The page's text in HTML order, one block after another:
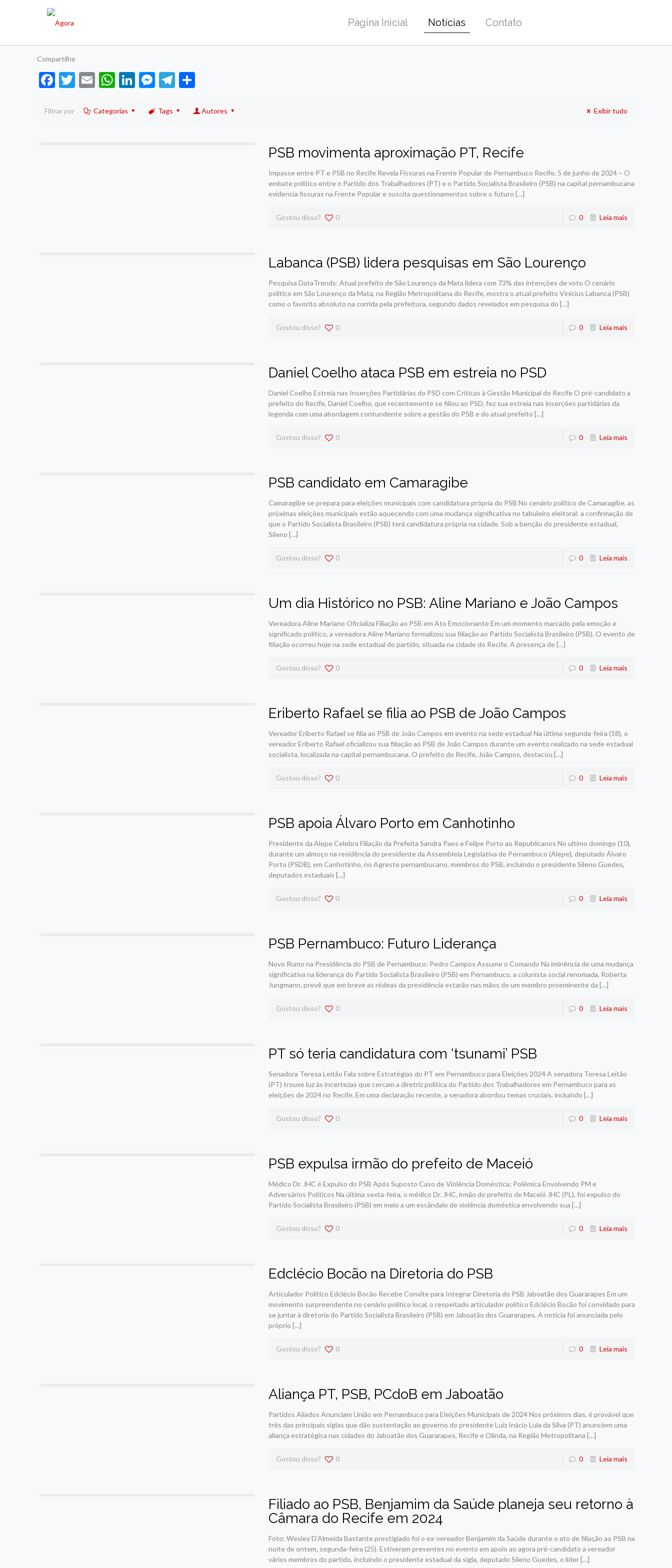
Página Inicial Notícias Contato
Compartilhe
Facebook
Twitter
EmailWhatsApp
LinkedIn
Messenger
Telegram
Filtrar por Categorias Tags Autores Exibir tudo
PSB movimenta aproximação PT, Recife
Impasse entre PT e PSB no Recife Revela Fissuras na Frente Popular de Pernambuco Recife, 5 de junho de 2024 – O
embate político entre o Partido dos Trabalhadores (PT) e o Partido Socialista Brasileiro (PSB) na capital pernambucana
evidencia fissuras na Frente Popular e suscita questionamentos sobre o futuro […]
Gostou disso? 0 0 Leia mais
Labanca (PSB) lidera pesquisas em São Lourenço
Pesquisa DataTrends: Atual prefeito de São Lourenço da Mata lidera com 73% das intenções de voto O cenário
político em São Lourenço da Mata, na Região Metropolitana do Recife, mostra o atual prefeito Vinicius Labanca (PSB)
como o favorito absoluto na corrida pela prefeitura, segundo dados revelados em pesquisa do […]
Gostou disso? 0 0 Leia mais
Daniel Coelho ataca PSB em estreia no PSD
Daniel Coelho Estreia nas Inserções Partidárias do PSD com Críticas à Gestão Municipal do Recife O pré-candidato a
prefeito do Recife, Daniel Coelho, que recentemente se filiou ao PSD, fez sua estreia nas inserções partidárias da
legenda com uma abordagem contundente sobre a gestão do PSB e do atual prefeito […]
Gostou disso? 0 0 Leia mais
PSB candidato em Camaragibe
Camaragibe se prepara para eleições municipais com candidatura própria do PSB No cenário político de Camaragibe, as
próximas eleições municipais estão aquecendo com uma mudança significativa no tabuleiro eleitoral: a confirmação de
que o Partido Socialista Brasileiro (PSB) terá candidatura própria na cidade. Sob a benção do presidente estadual,
Sileno […]
Gostou disso? 0 0 Leia mais
Um dia Histórico no PSB: Aline Mariano e João Campos
Vereadora Aline Mariano Oficializa Filiação ao PSB em Ato Emocionante Em um momento marcado pela emoção e
significado político, a vereadora Aline Mariano formalizou sua filiação ao Partido Socialista Brasileiro (PSB). O evento de
filiação ocorreu hoje na sede estadual do partido, situada na cidade do Recife. A presença de[…]
Gostou disso? 0 0 Leia mais
Eriberto Rafael se filia ao PSB de João Campos
Vereador Eriberto Rafael se filia ao PSB de João Campos em evento na sede estadual Na última segunda-feira (18), o
vereador Eriberto Rafael oficializou sua filiação ao PSB de João Campos durante um evento realizado na sede estadual
socialista, localizada na capital pernambucana. O prefeito do Recife, João Campos, destacou […]
Gostou disso? 0 0 Leia mais
PSB apoia Álvaro Porto em Canhotinho
Presidente da Alepe Celebra Filiação da Prefeita Sandra Paes e Felipe Porto ao Republicanos No ultimo domingo (10),
durante um almoço na residência do presidente da Assembleia Legislativa de Pernambuco (Alepe), deputado Álvaro
Porto (PSDB), em Canhotinho, no Agreste pernambucano, membros do PSB, incluindo o presidente Sileno Guedes,
deputados estaduais […]
Gostou disso? 0 0 Leia mais
PSB Pernambuco: Futuro Liderança
Novo Rumo na Presidência do PSB de Pernambuco: Pedro Campos Assume o Comando Na iminência de uma mudança
significativa na liderança do Partido Socialista Brasileiro (PSB) em Pernambuco, a colunista social renomada, Roberta
Jungmann, prevê que em breve as rédeas da presidência estarão nas mãos de um membro proeminente da […]
Gostou disso? 0 0 Leia mais
PT só teria candidatura com ‘tsunami’ PSB
Senadora Teresa Leitão Fala sobre Estratégias do PT em Pernambuco para Eleições 2024 A senadora Teresa Leitão
(PT) trouxe luz às incertezas que cercam a diretriz política do Partido dos Trabalhadores em Pernambuco para as
eleições de 2024 no Recife. Em uma declaração recente, a senadora abordou temas cruciais, incluindo […]
Gostou disso? 0 0 Leia mais
PSB expulsa irmão do prefeito de Maceió
Médico Dr. JHC é Expulso do PSB Após Suposto Caso de Violência Doméstica; Polêmica Envolvendo PM e
Adversários Políticos Na última sexta-feira, o médico Dr. JHC, irmão do prefeito de Maceió JHC (PL), foi expulso do
Partido Socialista Brasileiro (PSB) em meio a um escândalo de violência doméstica envolvendo sua […]
Gostou disso? 0 0 Leia mais
Edclécio Bocão na Diretoria do PSB
Articulador Político Edclécio Bocão Recebe Convite para Integrar Diretoria do PSB Jaboatão dos Guararapes Em um
movimento surpreendente no cenário político local, o respeitado articulador político Edclécio Bocão foi convidado para
se juntar à diretoria do Partido Socialista Brasileiro (PSB) em Jaboatão dos Guararapes. A notícia foi anunciada pelo
próprio […]
Gostou disso? 0 0 Leia mais
Aliança PT, PSB, PCdoB em Jaboatão
Partidos Aliados Anunciam União em Pernambuco para Eleições Municipais de 2024 Nos próximos dias, é provável que
três das principais siglas que dão sustentação ao governo do presidente Luiz Inácio Lula da Silva (PT) anunciem uma
aliança estratégica nas cidades do Jaboatão dos Guararapes, Recife e Olinda, na Região Metropolitana […]
Gostou disso? 0 0 Leia mais
Filiado ao PSB, Benjamim da Saúde planeja seu retorno à
Câmara do Recife em 2024
Foto: Wesley D’Almeida Bastante prestigiado foi o ex-vereador Benjamim da Saúde durante o ato de filiação ao PSB na
noite de ontem, segunda-feira (25). Estiveram presentes no evento em apoio ao agora pré-candidato a vereador
vários membros do partido, incluindo o presidente estadual da sigla, deputado Sileno Guedes, o líder[…]